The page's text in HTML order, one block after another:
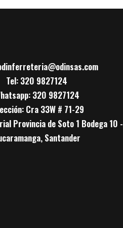
Tel: 320 9827124
320 9827124
Cra 33W # 71-29
Provincia de Soto 1 Bodega 10 -
Santander